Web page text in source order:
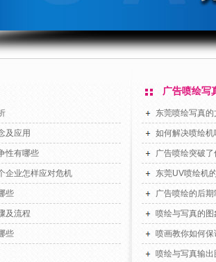
及应用
性有哪些
企业怎样应对危机
些
及流程
些
广告喷绘写
东莞喷绘写真
如何解决喷绘
广告喷绘突破
东莞UV喷绘机
广告喷绘的后
喷绘与写真的
喷画教你如何
喷绘与写真输